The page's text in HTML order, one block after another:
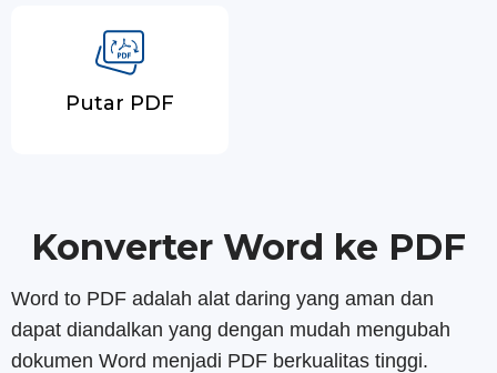
Putar PDF
Konverter Word ke PDF
Word to PDF adalah alat daring yang aman dan
dapat diandalkan yang dengan mudah mengubah
dokumen Word menjadi PDF berkualitas tinggi.